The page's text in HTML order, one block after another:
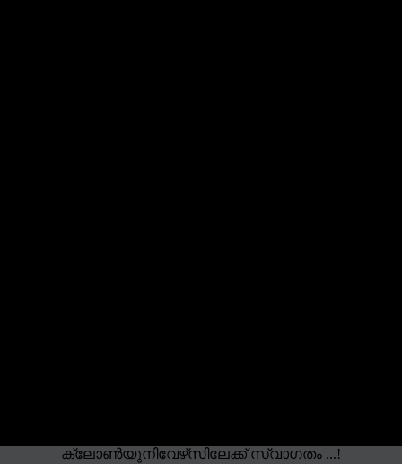
ക്ലോൺ‌യുനിവേഴ്‌സിലേക്ക് സ്വാഗതം ...!